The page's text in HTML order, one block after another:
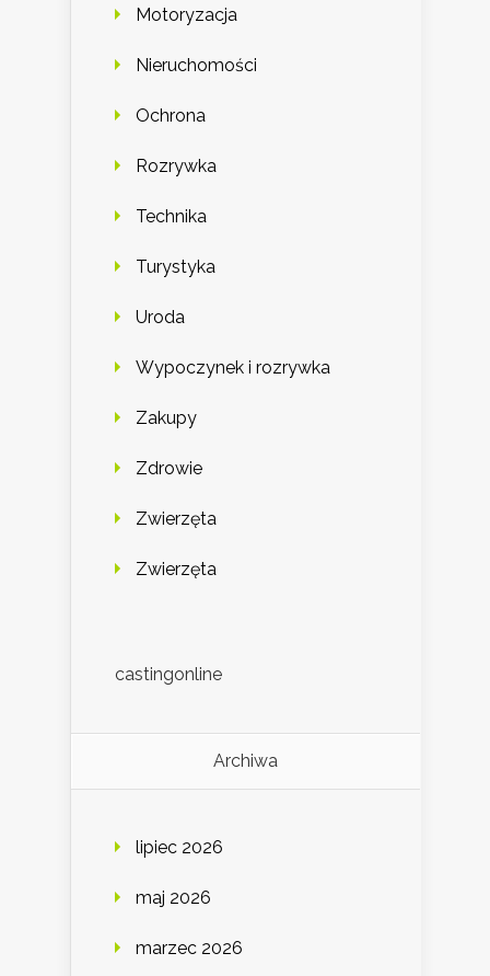
Motoryzacja
Nieruchomości
Ochrona
Rozrywka
Technika
Turystyka
Uroda
Wypoczynek i rozrywka
Zakupy
Zdrowie
Zwierzęta
Zwierzęta
castingonline
Archiwa
lipiec 2026
maj 2026
marzec 2026